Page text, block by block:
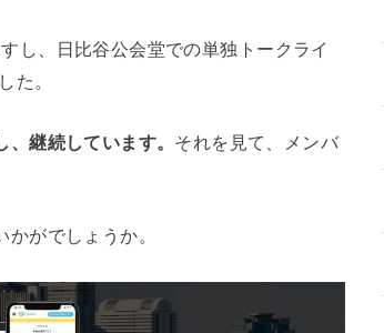
し、日比谷公会堂での単独トークライ
た。
継続しています。 それを見て、メンバ
がでしょうか。